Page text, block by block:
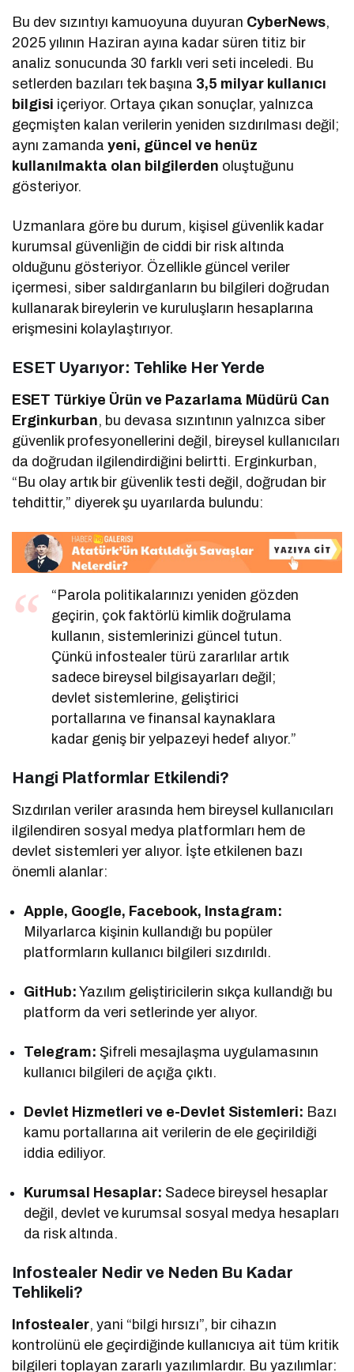
Bu dev sızıntıyı kamuoyuna duyuran CyberNews,
2025 yılının Haziran ayına kadar süren titiz bir
analiz sonucunda 30 farklı veri seti inceledi. Bu
setlerden bazıları tek başına 3,5 milyar kullanıcı
bilgisi içeriyor. Ortaya çıkan sonuçlar, yalnızca
geçmişten kalan verilerin yeniden sızdırılması değil;
aynı zamandayeni, güncel ve henüz
kullanılmakta olan bilgilerden oluştuğunu
gösteriyor.
Uzmanlara göre bu durum, kişisel güvenlik kadar
kurumsal güvenliğin de ciddi bir risk altında
olduğunu gösteriyor. Özellikle güncel veriler
içermesi, siber saldırganların bu bilgileri doğrudan
kullanarak bireylerin ve kuruluşların hesaplarına
erişmesini kolaylaştırıyor.
ESET Uyarıyor: Tehlike Her Yerde
ESET Türkiye Ürün ve Pazarlama Müdürü Can
Erginkurban, bu devasa sızıntının yalnızca siber
güvenlik profesyonellerini değil, bireysel kullanıcıları
da doğrudan ilgilendirdiğini belirtti. Erginkurban,
“Bu olay artık bir güvenlik testi değil, doğrudan bir
tehdittir,” diyerek şu uyarılarda bulundu:
“Parola politikalarınızı yeniden gözden
geçirin, çok faktörlü kimlik doğrulama
kullanın, sistemlerinizi güncel tutun.
Çünkü infostealer türü zararlılar artık
sadece bireysel bilgisayarları değil;
devlet sistemlerine, geliştirici
portallarına ve finansal kaynaklara
kadar geniş bir yelpazeyi hedef alıyor.”
Hangi Platformlar Etkilendi?
Sızdırılan veriler arasında hem bireysel kullanıcıları
ilgilendiren sosyal medya platformları hem de
devlet sistemleri yer alıyor. İşte etkilenen bazı
önemli alanlar:
Apple, Google, Facebook, Instagram:
Milyarlarca kişinin kullandığı bu popüler
platformların kullanıcı bilgileri sızdırıldı.
GitHub: Yazılım geliştiricilerin sıkça kullandığı bu
platform da veri setlerinde yer alıyor.
Telegram: Şifreli mesajlaşma uygulamasının
kullanıcı bilgileri de açığa çıktı.
Devlet Hizmetleri ve e-Devlet Sistemleri: Bazı
kamu portallarına ait verilerin de ele geçirildiği
iddia ediliyor.
Kurumsal Hesaplar: Sadece bireysel hesaplar
değil, devlet ve kurumsal sosyal medya hesapları
da risk altında.
Infostealer Nedir ve Neden Bu Kadar
Tehlikeli?
Infostealer, yani “bilgi hırsızı”, bir cihazın
kontrolünü ele geçirdiğinde kullanıcıya ait tüm kritik
bilgileri toplayan zararlı yazılımlardır. Bu yazılımlar: